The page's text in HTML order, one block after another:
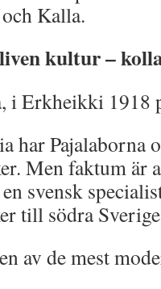
Kalla.
kultur –
i Erkheikki 1918
har Pajalaborna
Men faktum är
svensk
till södra
av de mest